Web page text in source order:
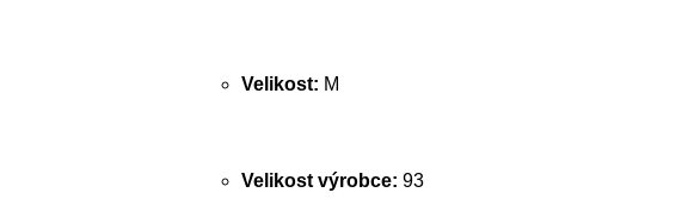
Velikost: M
Velikost výrobce: 93